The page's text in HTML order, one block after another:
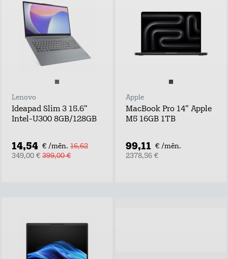
Lenovo
Ideapad Slim 3 15.6"
Intel-U300 8GB/128GB
14,54 € /mēn. 16,62
349,00 € 399,00 €
Apple
MacBook Pro 14" Apple
M5 16GB 1TB
99,11 € /mēn.
2378,56 €